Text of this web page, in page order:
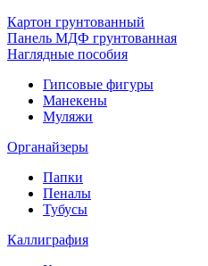
Картон грунтованный
Панель МДФ грунтованная
Наглядные пособия
Гипсовые фигуры
Манекены
Муляжи
Органайзеры
Папки
Пеналы
Тубусы
Каллиграфия